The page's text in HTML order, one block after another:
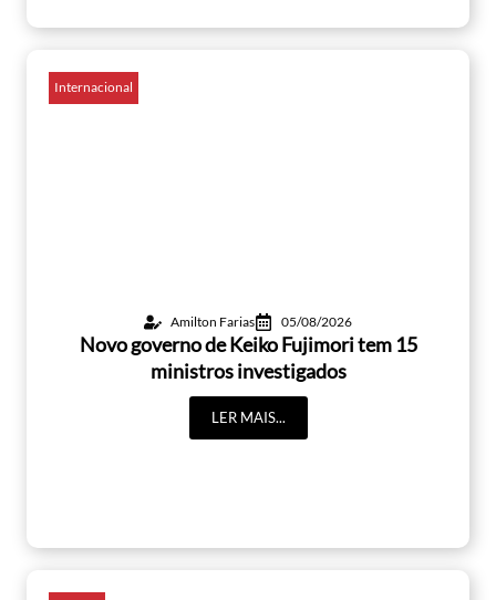
Internacional
Amilton Farias 05/08/2026
Novo governo de Keiko Fujimori tem 15
ministros investigados
LER MAIS...